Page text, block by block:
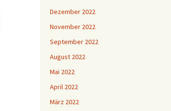
Dezember 2022
November 2022
September 2022
August 2022
Mai 2022
April 2022
März 2022